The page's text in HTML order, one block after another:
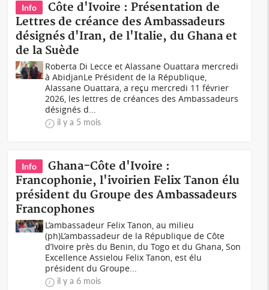
Info
Côte d'Ivoire : Présentation de
Lettres de créance des Ambassadeurs
désignés d'Iran, de l'Italie, du Ghana et
de la Suède
Roberta Di Lecce et Alassane Ouattara mercredi
à AbidjanLe Président de la République,
Alassane Ouattara, a reçu mercredi 11 février
2026, les lettres de créances des Ambassadeurs
désignés d...
il y a 5 mois
Info
Ghana-Côte d'Ivoire :
Francophonie, l'ivoirien Felix Tanon élu
président du Groupe des Ambassadeurs
Francophones
L’ambassadeur Felix Tanon, au milieu
(ph)L’ambassadeur de la République de Côte
d’Ivoire près du Benin, du Togo et du Ghana, Son
Excellence Assielou Felix Tanon, est élu
président du Groupe...
il y a 6 mois